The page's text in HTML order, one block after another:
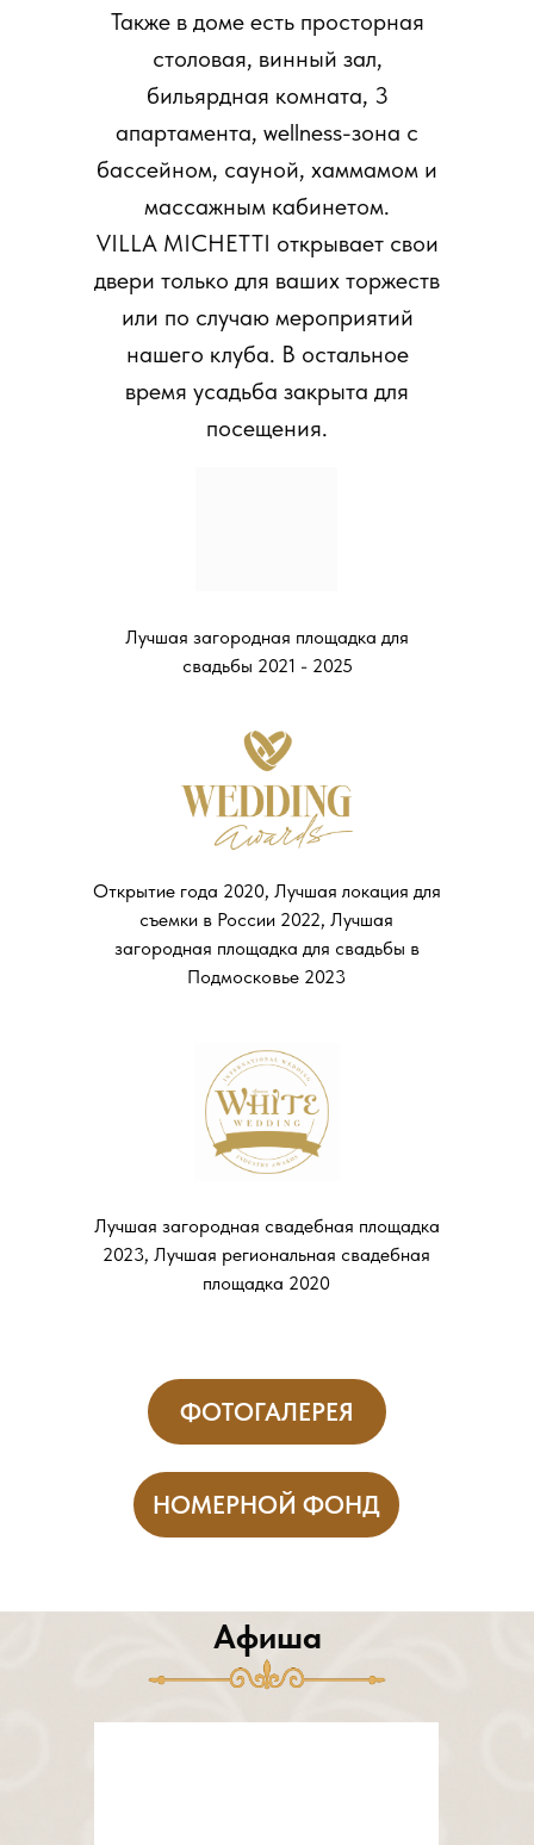
Также в доме есть просторная
столовая, винный зал,
бильярдная комната, 3
апартамента, wellness-зона с
бассейном, сауной, хаммамом и
массажным кабинетом.
VILLA MICHETTI открывает свои
двери только для ваших торжеств
или по случаю мероприятий
нашего клуба. В остальное
время усадьба закрыта для
посещения.
Лучшая загородная площадка для
свадьбы 2021 - 2025
Открытие года 2020, Лучшая локация для
съемки в России 2022, Лучшая
загородная площадка для свадьбы в
Подмосковье 2023
Лучшая загородная свадебная площадка
2023, Лучшая региональная свадебная
площадка 2020
ФОТОГАЛЕРЕЯ
НОМЕРНОЙ ФОНД
Афиша